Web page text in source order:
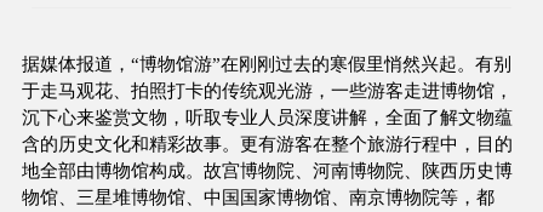
据媒体报道，“博物馆游”在刚刚过去的寒假里悄然兴起。有别
于走马观花、拍照打卡的传统观光游，一些游客走进博物馆，
沉下心来鉴赏文物，听取专业人员深度讲解，全面了解文物蕴
含的历史文化和精彩故事。更有游客在整个旅游行程中，目的
地全部由博物馆构成。故宫博物院、河南博物院、陕西历史博
物馆、三星堆博物馆、中国国家博物馆、南京博物院等，都